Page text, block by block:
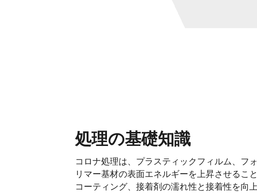
処理の基礎知識
コロナ処理は、プラスティックフィルム、フ
リマー基材の表面エネルギーを上昇させること
コーティング、接着剤の濡れ性と接着性を向上